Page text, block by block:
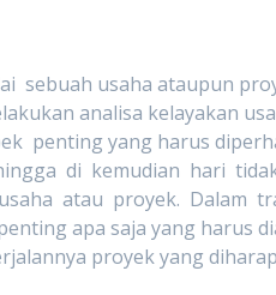
sebuah usaha ataupun
analisa kelayakan
penting yang harus
di kemudian hari
atau proyek. Dalam
apa saja yang harus
proyek yang